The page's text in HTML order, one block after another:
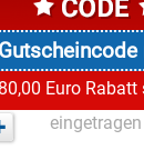
80,00 Euro Rabatt
eingetragen